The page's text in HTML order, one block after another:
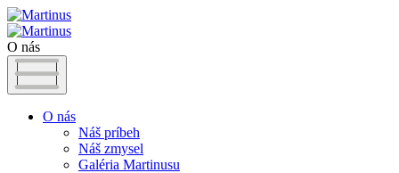
O nás
O nás
Náš príbeh
Náš zmysel
Galéria Martinusu